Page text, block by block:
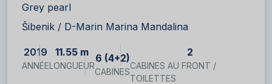
Grey pearl
Šibenik / D-Marin Marina Mandalina
2019
ANNÉE
11.55 m
LONGUEUR
6 (4+2)
CABINES
2
CABINES AU FRONT /
TOILETTES